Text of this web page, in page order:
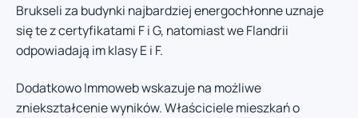
Brukseli za budynki najbardziej energochłonne uznaje
się te z certyfikatami F i G, natomiast we Flandrii
odpowiadają im klasy E i F.
Dodatkowo Immoweb wskazuje na możliwe
zniekształcenie wyników. Właściciele mieszkań o